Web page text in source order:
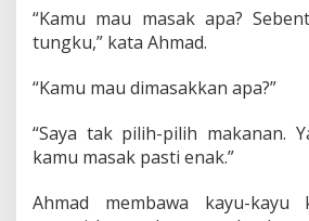
“Kamu mau masak apa?
tungku,” kata Ahmad.
“Kamu mau dimasakkan apa?”
“Saya tak pilih-pilih makanan.
kamu masak pasti enak.”
Ahmad membawa kayu-